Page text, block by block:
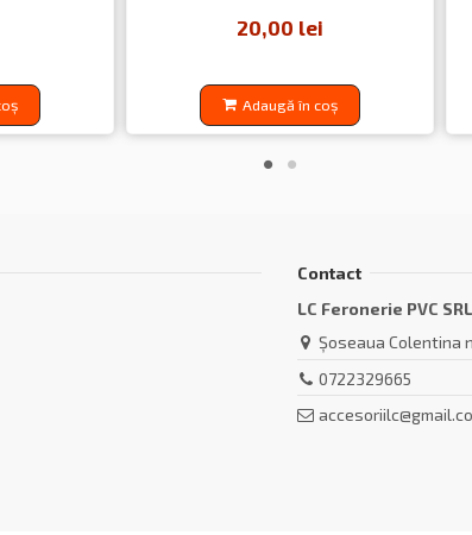
20,00 lei
Adaugă în coș
Contact
LC Feronerie PVC
Șoseaua Colentina
0722329665